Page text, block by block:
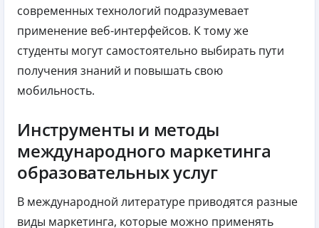
современных технологий подразумевает
применение веб-интерфейсов. К тому же
студенты могут самостоятельно выбирать пути
получения знаний и повышать свою
мобильность.
Инструменты и методы
международного маркетинга
образовательных услуг
В международной литературе приводятся разные
виды маркетинга, которые можно применять